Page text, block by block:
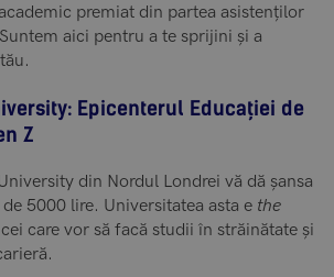
premiat din partea asistenților
aici pentru a te sprijini și a
Epicenterul Educației de
Z
din Nordul Londrei vă dă șansa
5000 lire. Universitatea asta e the
care vor să facă studii în străinătate și